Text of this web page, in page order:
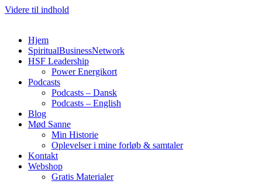
Videre til indhold
Hjem
SpiritualBusinessNetwork
HSF Leadership
Power Energikort
Podcasts
Podcasts – Dansk
Podcasts – English
Blog
Mød Sanne
Min Historie
Oplevelser i mine forløb & samtaler
Kontakt
Webshop
Gratis Materialer